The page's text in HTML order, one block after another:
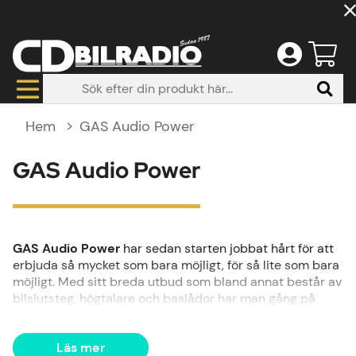
Hem GAS Audio Power
GAS Audio Power
GAS Audio Power har sedan starten jobbat hårt för att
erbjuda så mycket som bara möjligt, för så lite som bara
möjligt. Med sitt breda utbud som bland annat består av
bilslutsteg, högtalare och baslådor har man gång på
man står fast vid.GAS Audio Power
ständigt ligger längst ut på tungspetsen när det kommer